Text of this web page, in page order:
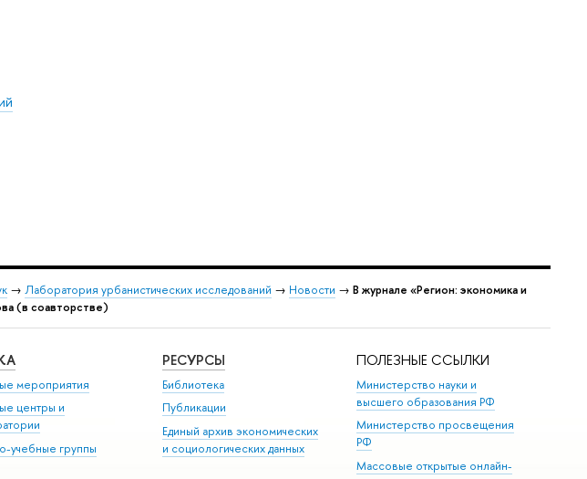
→ Лаборатория урбанистических исследований → Новости → В журнале «Регион: экономика и
(в соавторстве)
мероприятия
центры и
учебные группы
РЕСУРСЫ
Библиотека
Публикации
Единый архив экономических
и социологических данных
ПОЛЕЗНЫЕ ССЫЛКИ
Министерство науки и
высшего образования РФ
Министерство просвещения
РФ
Массовые открытые онлайн-